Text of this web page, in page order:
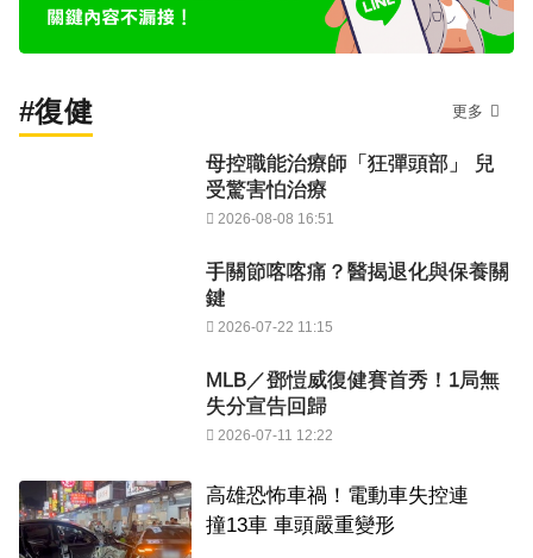
#復健 更多
母控職能治療師「狂彈頭部」 兒
受驚害怕治療
2026-08-08 16:51
手關節喀喀痛？醫揭退化與保養關
鍵
2026-07-22 11:15
MLB／鄧愷威復健賽首秀！1局無
失分宣告回歸
2026-07-11 12:22
高雄恐怖車禍！電動車失控連
撞13車 車頭嚴重變形